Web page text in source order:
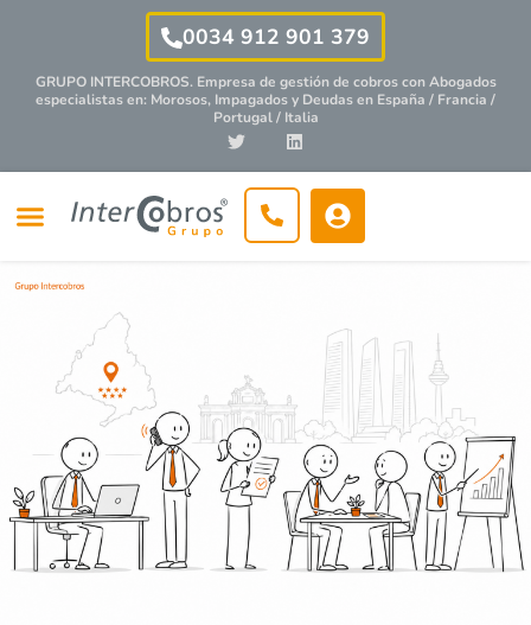
0034 912 901 379
GRUPO INTERCOBROS. Empresa de gestión de cobros conAbogados
especialistasen: Morosos, Impagados y Deudas en España / Francia /
Portugal / Italia